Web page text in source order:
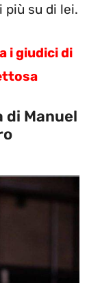
più su di lei.
i giudici di
di Manuel